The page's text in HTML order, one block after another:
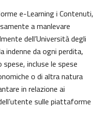
e-Learning i Contenuti,
a manlevare
dell’Università degli
indenne da ogni perdita,
incluse le spese
o di altra natura
in relazione ai
sulle piattaforme